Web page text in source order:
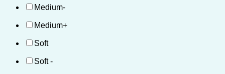
Medium-
Medium+
Soft
Soft -